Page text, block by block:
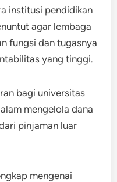
institusi pendidikan
agar lembaga
fungsi dan tugasnya
yang tinggi.
bagi universitas
mengelola dana
pinjaman luar
mengenai